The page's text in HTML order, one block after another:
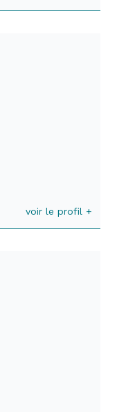
voir le profil +